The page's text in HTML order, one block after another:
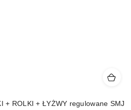
+ ROLKI + ŁYŻWY regulowane SMJ